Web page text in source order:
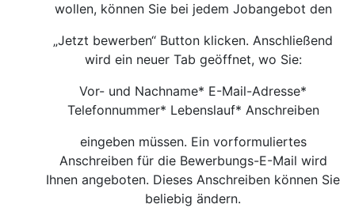
wollen, können Sie bei jedem Jobangebot den
„Jetzt bewerben“ Button klicken. Anschließend
wird ein neuer Tab geöffnet, wo Sie:
Vor- und Nachname* E-Mail-Adresse*
Telefonnummer* Lebenslauf* Anschreiben
eingeben müssen. Ein vorformuliertes
Anschreiben für die Bewerbungs-E-Mail wird
Ihnen angeboten. Dieses Anschreiben können Sie
beliebig ändern.